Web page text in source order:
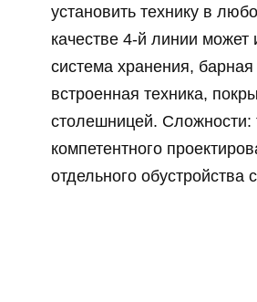
установить технику в
качестве 4-й линии может
система хранения, барная
встроенная техника,
столешницей. Сложности:
компетентного
отдельного обустройства